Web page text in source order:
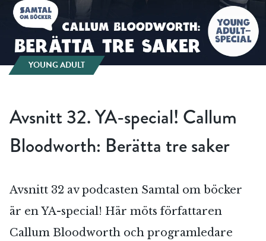
YOUNG ADULT
Avsnitt 32. YA-special! Callum
Bloodworth: Berätta tre saker
Avsnitt 32 av podcasten Samtal om böcker
är en YA-special! Här möts författaren
Callum Bloodworth och programledare